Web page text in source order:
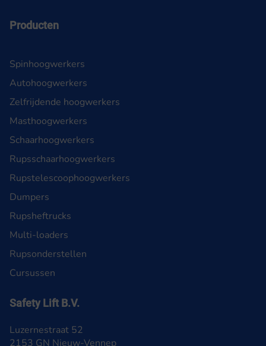
Safety Lift B.V.
Luzernestraat 52
2153 GN Nieuw-Vennep
Producten
Spinhoogwerkers
Autohoogwerkers
Zelfrijdende hoogwerkers
Masthoogwerkers
Schaarhoogwerkers
Rupsschaarhoogwerkers
Rupstelescoophoogwerkers
Dumpers
Rupsheftrucks
Multi-loaders
Rupsonderstellen
Cursussen